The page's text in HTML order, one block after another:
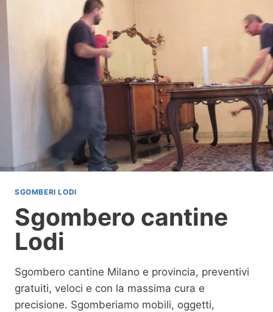
O
T
U
O
L
D
SGOMBERI LODI
Sgombero cantine
Lodi
Sgombero cantine Milano e provincia, preventivi
gratuiti, veloci e con la massima cura e
precisione. Sgomberiamo mobili, oggetti,